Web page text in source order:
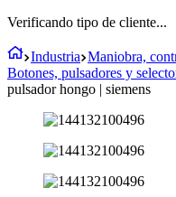
Verificando tipo de cliente...
Industria Maniobra,
Botones, pulsadores y
pulsador hongo | siemens